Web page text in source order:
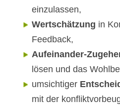
einzulassen,
Wertschätzung in
Feedback,
Aufeinander-
lösen und das
umsichtiger
mit der